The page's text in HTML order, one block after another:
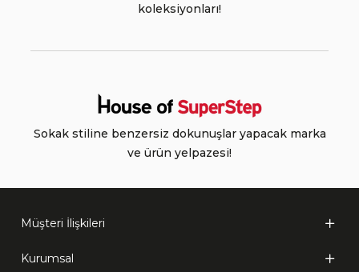
koleksiyonları!
Sokak stiline benzersiz dokunuşlar yapacak marka
ve ürün yelpazesi!
Müşteri İlişkileri
Kurumsal